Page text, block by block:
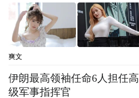
爽文
伊朗最高领袖任命6人担任高
级军事指挥官